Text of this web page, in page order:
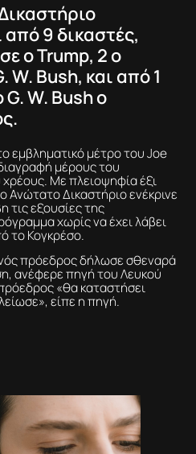
από 9 δικαστές,
ο Trump, 2 ο
W. Bush, και από 1
G. W. Bush ο
εμβληματικό μέτρο του Joe
μέρους του
χρέους. Με πλειοψηφία έξι
Ανώτατο Δικαστήριο ενέκρινε
τις εξουσίες της
χωρίς να έχει λάβει
το Κογκρέσο.
πρόεδρος δήλωσε σθεναρά
ανέφερε πηγή του Λευκού
«θα καταστήσει
είπε η πηγή.